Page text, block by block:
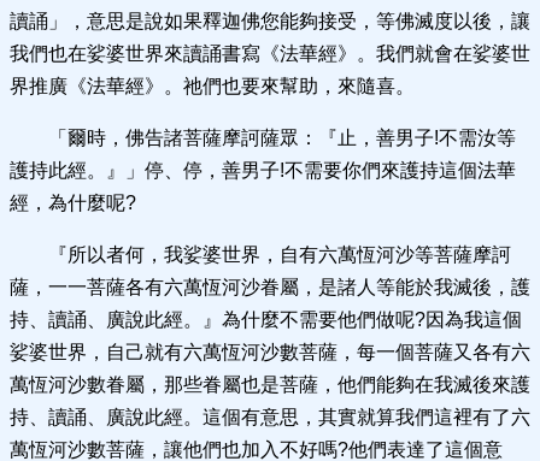
讀誦」，意思是說如果釋迦佛您能夠接受，等佛滅度以後，讓
我們也在娑婆世界來讀誦書寫《法華經》。我們就會在娑婆世
界推廣《法華經》。祂們也要來幫助，來隨喜。
「爾時，佛告諸菩薩摩訶薩眾：『止，善男子!不需汝等
護持此經。』」停、停，善男子!不需要你們來護持這個法華
經，為什麼呢?
『所以者何，我娑婆世界，自有六萬恆河沙等菩薩摩訶
薩，一一菩薩各有六萬恆河沙眷屬，是諸人等能於我滅後，護
持、讀誦、廣說此經。』為什麼不需要他們做呢?因為我這個
娑婆世界，自己就有六萬恆河沙數菩薩，每一個菩薩又各有六
萬恆河沙數眷屬，那些眷屬也是菩薩，他們能夠在我滅後來護
持、讀誦、廣說此經。這個有意思，其實就算我們這裡有了六
萬恆河沙數菩薩，讓他們也加入不好嗎?他們表達了這個意